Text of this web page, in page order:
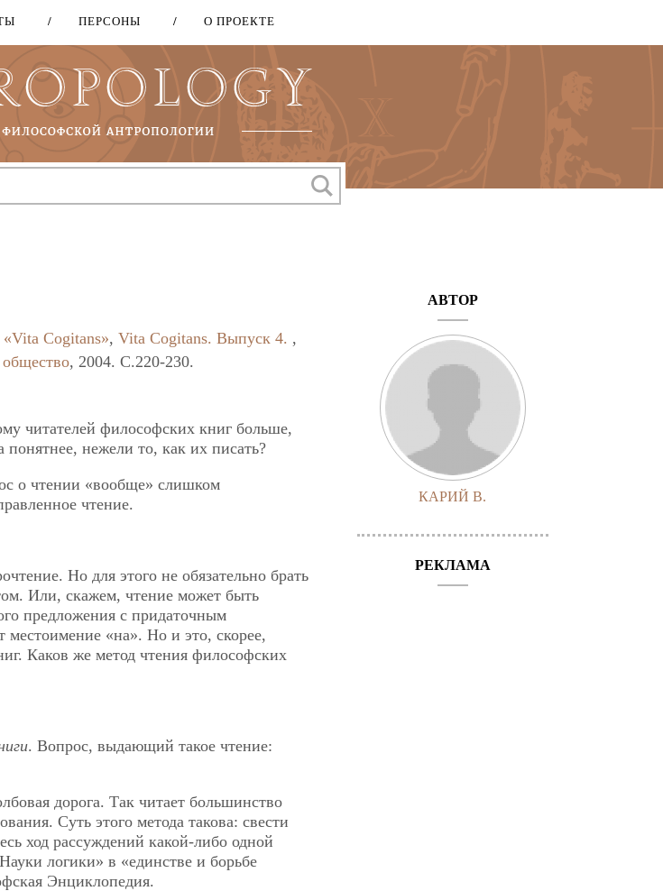
ПЕРСОНЫ О ПРОЕКТЕ
Cogitans», Vita Cogitans. Выпуск 4. ,
, 2004. C.220-230.
читателей философских книг больше,
понятнее, нежели то, как их писать?
о чтении «вообще» слишком
чтение.
Но для этого не обязательно брать
Или, скажем, чтение может быть
предложения с придаточным
«на». Но и это, скорее,
Каков же метод чтения философских
. Вопрос, выдающий такое чтение:
дорога. Так читает большинство
Суть этого метода такова: свести
ход рассуждений какой-либо одной
логики» в «единстве и борьбе
Энциклопедия.
АВТОР
КАРИЙ В.
РЕКЛАМА